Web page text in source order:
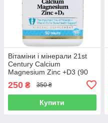
Вітаміни і мінерали 21st
Century Calcium
Magnesium Zinc +D3 (90
250 ₴ 350 ₴
Купити